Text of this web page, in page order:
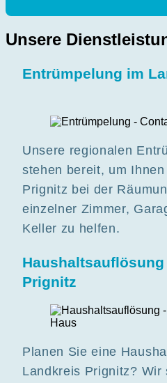
Unsere
Entrümpelung im
Unsere regionalen
stehen bereit, um
Prignitz bei der
einzelner Zimmer,
Keller zu helfen.
Prignitz
Planen Sie eine
Landkreis Prignitz? Wir